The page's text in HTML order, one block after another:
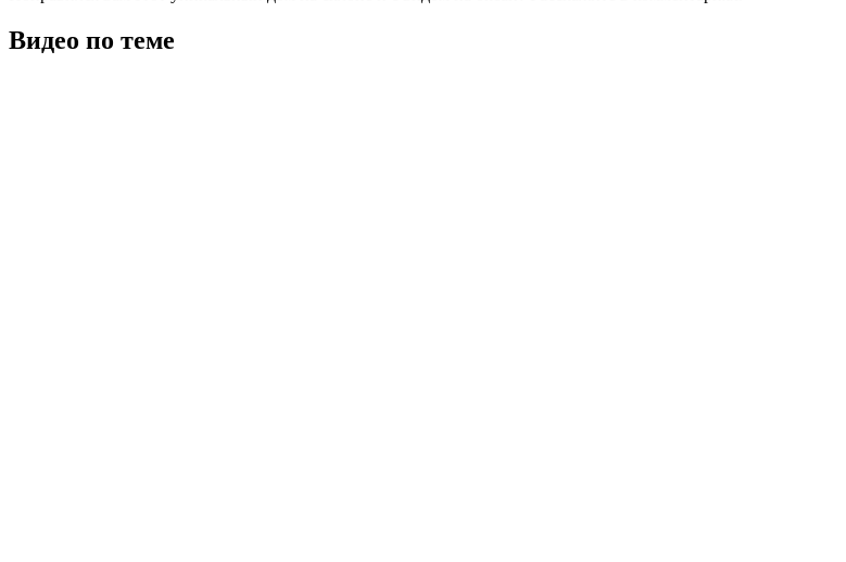
Видео по теме